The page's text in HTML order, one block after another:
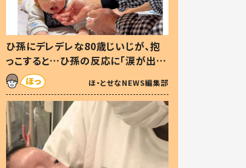
ひ孫にデレデレな80歳じいじが、抱
っこすると…ひ孫の反応に「涙が出ま
した」「可愛くて仕方ない」
ほ・とせなNEWS編集部